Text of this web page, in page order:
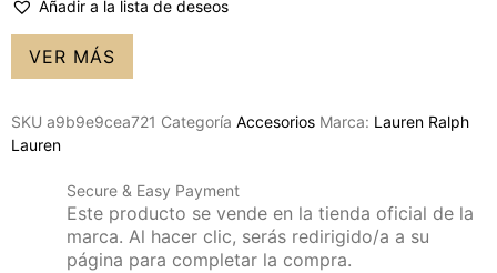
Añadir a la lista de deseos
VER MÁS
SKU a9b9e9cea721 Categoría Accesorios Marca: Lauren Ralph
Lauren
Secure & Easy Payment
Este producto se vende en la tienda oficial de la
marca. Al hacer clic, serás redirigido/a a su
página para completar la compra.